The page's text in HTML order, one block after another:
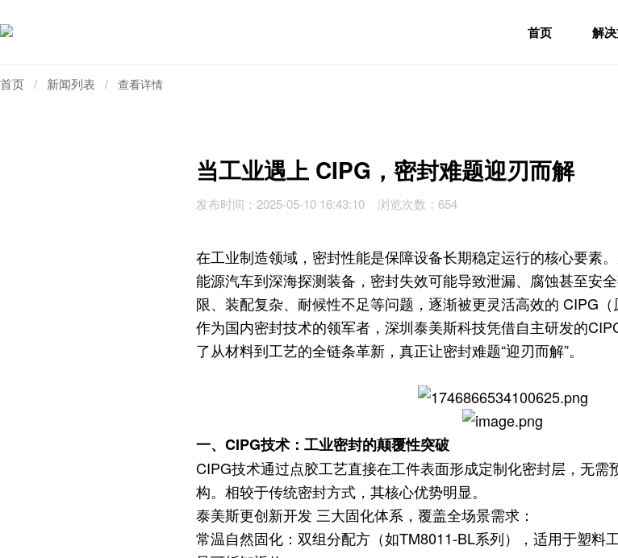
首页 解
首页 / 新闻列表 / 查看详情
当工业遇上 CIPG，密封难题迎刃而解
发布时间：2025-05-10 16:43:10 浏览次数：654
在工业制造领域，密封性能是保障设备长期稳定运行的核心要素
能源汽车到深海探测装备，密封失效可能导致泄漏、腐蚀甚至安
限、装配复杂、耐候性不足等问题，逐渐被更灵活高效的 CIPG（
作为国内密封技术的领军者，深圳泰美斯科技凭借自主研发的
了从材料到工艺的全链条革新，真正让密封难题“迎刃而解”。
一、CIPG技术：工业密封的颠覆性突破
CIPG技术通过点胶工艺直接在工件表面形成定制化密封层，无需
构。相较于传统密封方式，其核心优势明显。
泰美斯更创新开发 三大固化体系，覆盖全场景需求：
常温自然固化：双组分配方（如TM8011-BL系列），适用于塑料